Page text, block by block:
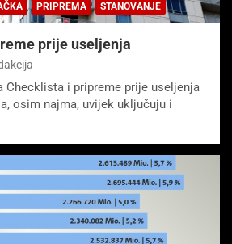
PRIPREMA STANOVANJE
prije useljenja
Checklista i pripreme prije useljenja
osim najma, uvijek uključuju i